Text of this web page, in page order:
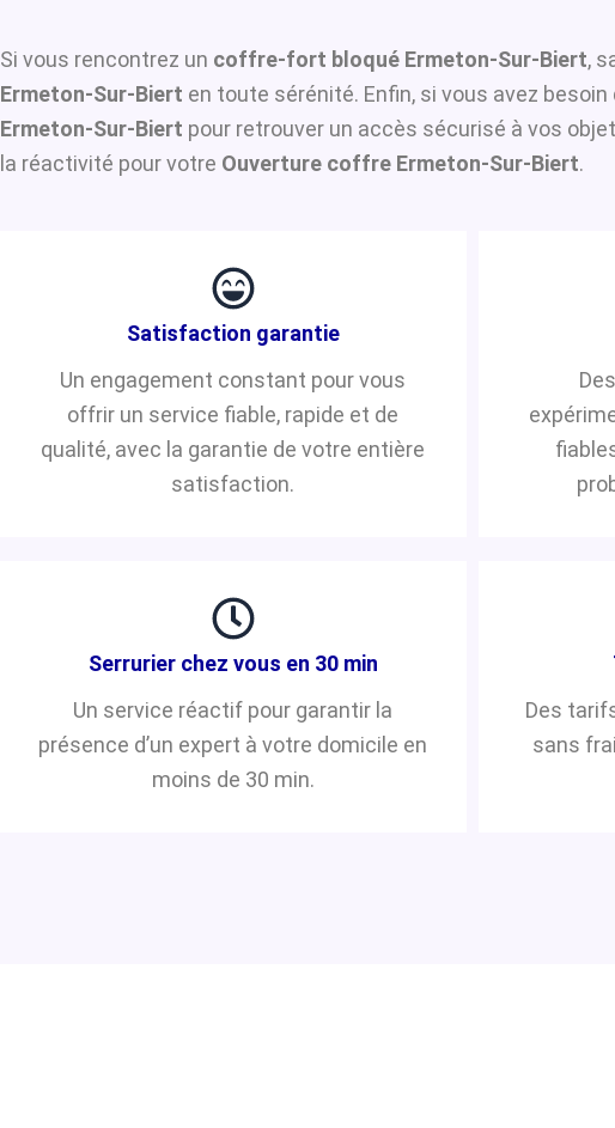
Si vous rencontrez un coffre-fort bloqué Ermeton-Sur-Biert,
Ermeton-Sur-Biert en toute sérénité. Enfin, si vous avez
Ermeton-Sur-Biert pour retrouver un accès sécurisé à vos
la réactivité pour votre Ouverture coffre Ermeton-Sur-Biert.
Satisfaction garantie
Un engagement constant pour vous
offrir un service fiable, rapide et de
qualité, avec la garantie de votre entière
satisfaction.
Serrurier chez vous en 30 min
Un service réactif pour garantir la
présence d’un expert à votre domicile en
moins de 30 min.
Des
sans